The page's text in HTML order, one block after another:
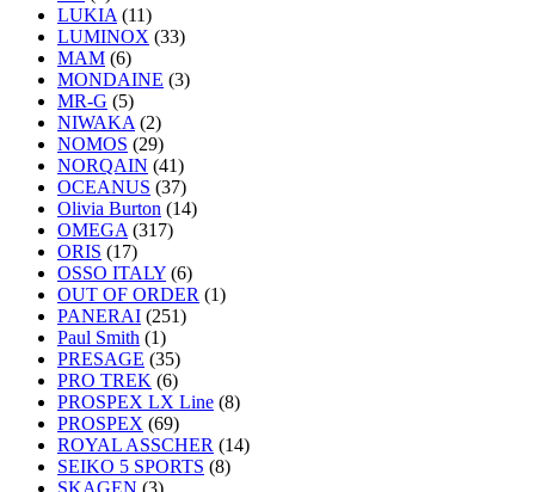
LUKIA (11)
LUMINOX (33)
MAM (6)
MONDAINE (3)
MR-G (5)
NIWAKA (2)
NOMOS (29)
NORQAIN (41)
OCEANUS (37)
Olivia Burton (14)
OMEGA (317)
ORIS (17)
OSSO ITALY (6)
OUT OF ORDER (1)
PANERAI (251)
Paul Smith (1)
PRESAGE (35)
PRO TREK (6)
PROSPEX LX Line (8)
PROSPEX (69)
ROYAL ASSCHER (14)
SEIKO 5 SPORTS (8)